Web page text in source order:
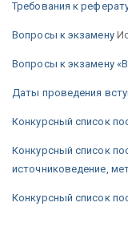
Требования к
Вопросы к экзамену
Вопросы к экзамену
Даты проведения
Конкурсный список
Конкурсный список
источниковедение,
Конкурсный список